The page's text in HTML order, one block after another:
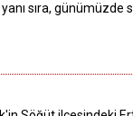
yanı sıra,